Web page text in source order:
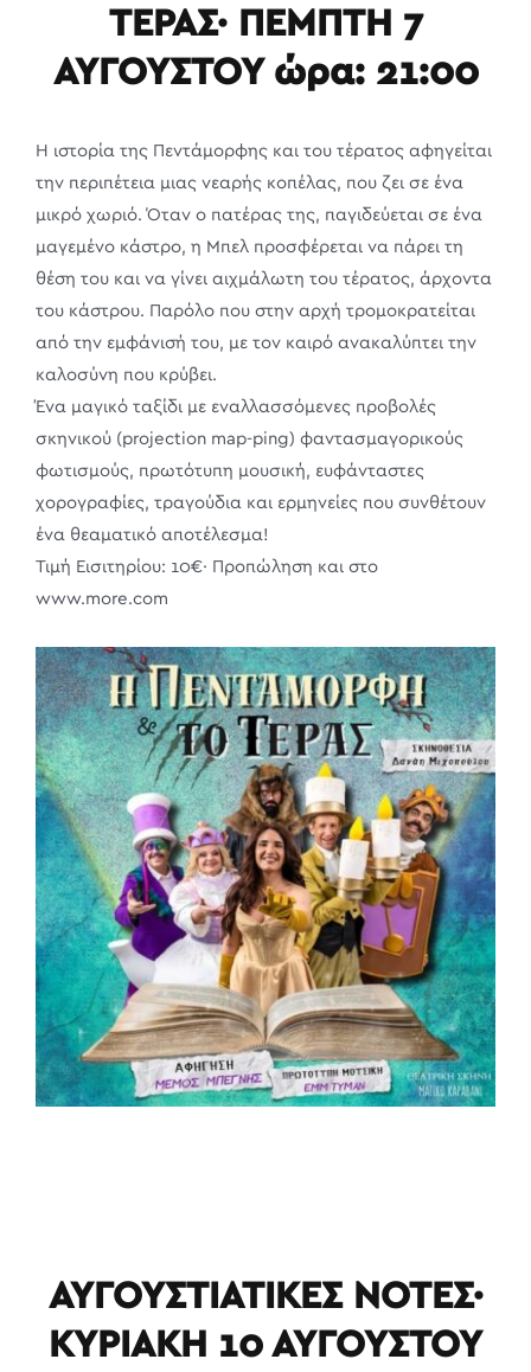
ΤΕΡΑΣ· ΠΕΜΠΤΗ 7
ΑΥΓΟΥΣΤΟΥ ώρα: 21:00
Η ιστορία της Πεντάμορφης και του τέρατος αφηγείται
την περιπέτεια μιας νεαρής κοπέλας, που ζει σε ένα
μικρό χωριό. Όταν o πατέρας της, παγιδεύεται σε ένα
μαγεμένο κάστρο, η Μπελ προσφέρεται να πάρει τη
θέση του και να γίνει αιχμάλωτη του τέρατος, άρχοντα
του κάστρου. Παρόλο που στην αρχή τρομοκρατείται
από την εμφάνισή του, με τον καιρό ανακαλύπτει την
καλοσύνη που κρύβει.
Ένα μαγικό ταξίδι με εναλλασσόμενες προβολές
σκηνικού (projection map-ping) φαντασμαγορικούς
φωτισμούς, πρωτότυπη μουσική, ευφάνταστες
χορογραφίες, τραγούδια και ερμηνείες που συνθέτουν
ένα θεαματικό αποτέλεσμα!
Τιμή Εισιτηρίου: 10€· Προπώληση και στο
www.more.com
ΑΥΓΟΥΣΤΙΑΤΙΚΕΣ ΝΟΤΕΣ·
ΚΥΡΙΑΚΗ 10 ΑΥΓΟΥΣΤΟΥ